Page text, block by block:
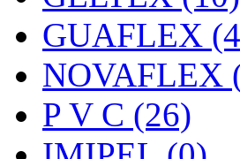
GUAFLEX
NOVAFLEX
P V C (26)